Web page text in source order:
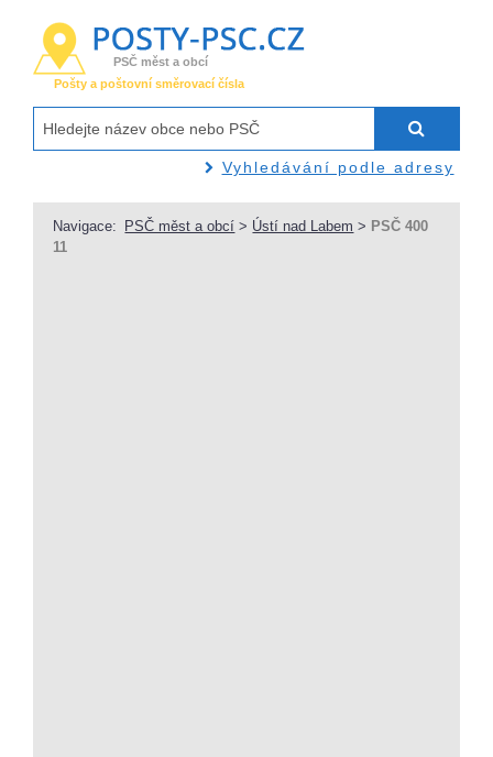
PSČ měst a obcí
Pošty a poštovní směrovací čísla
Vyhledávání podle adresy
Navigace: PSČ měst a obcí > Ústí nad Labem > PSČ 400
11